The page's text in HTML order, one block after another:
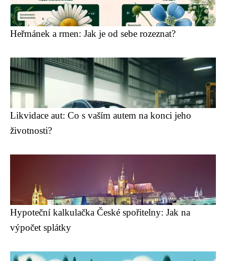
Heřmánek a rmen: Jak je od sebe rozeznat?
Likvidace aut: Co s vaším autem na konci jeho
životnosti?
Hypoteční kalkulačka České spořitelny: Jak na
výpočet splátky